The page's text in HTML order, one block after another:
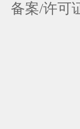
备案/许可